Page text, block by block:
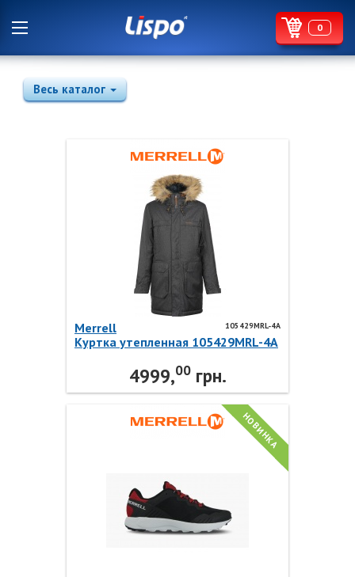
0
Весь каталог
105429MRL-4A
Merrell
Куртка утепленная 105429MRL-4A
4999,00грн.
НОВИНКА